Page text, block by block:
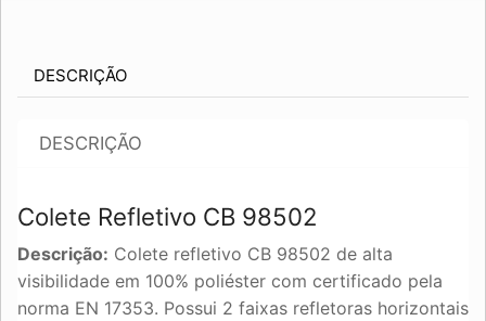
DESCRIÇÃO
DESCRIÇÃO
Colete Refletivo CB 98502
Descrição: Colete refletivo CB 98502 de alta
visibilidade em 100% poliéster com certificado pela
norma EN 17353. Possui 2 faixas refletoras horizontais